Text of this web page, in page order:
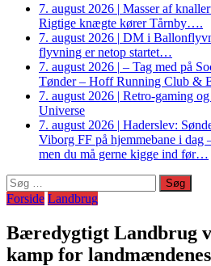
7. august 2026 | Masser af
Rigtige knægte kører Tårnby….
7. august 2026 | DM i
flyvning er netop startet…
7. august 2026 | – Tag med på
Tønder – Hoff Running Club &
7. august 2026 | Retro-gaming
Universe
7. august 2026 | Haderslev:
Viborg FF på hjemmebane i
men du må gerne kigge ind før…
Søg
efter:
Forside Landbrug
Bæredygtigt Landbrug
kamp for